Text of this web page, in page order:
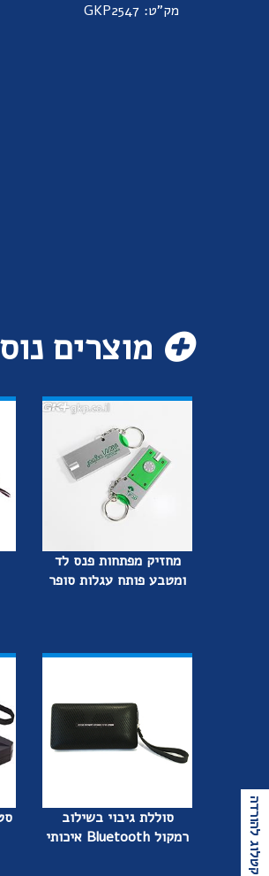
קטלוג להורדה
מק"ט: GKP2547
מוצרים
מחזיק מפתחות פנס לד
ומטבע פותח עגלות סופר
סוללת גיבוי בשילוב
רמקול Bluetooth איכותי